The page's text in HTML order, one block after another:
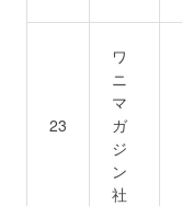
23
ワ
ニ
マ
ガ
ジ
ン
社